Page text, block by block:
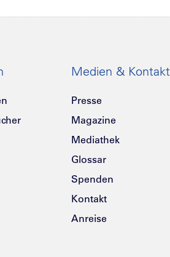
Medien & Kontakt
Presse
Magazine
Mediathek
Glossar
Spenden
Kontakt
Anreise